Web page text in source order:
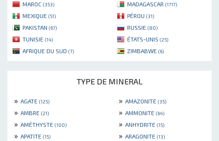
MAROC (353) MADAGASCAR (1717)
MEXIQUE (51) PÉROU (31)
PAKISTAN (67) RUSSIE (80)
TUNISIE (14) ÉTATS-UNIS (25)
AFRIQUE DU SUD (7) ZIMBABWE (6)
TYPE DE MINERAL
» AGATE (125) » AMAZONITE (35)
» AMBRE (21) » AMMONITE (64)
» AMÉTHYSTE (100) » ANHYDRITE (15)
» APATITE (15) » ARAGONITE (13)